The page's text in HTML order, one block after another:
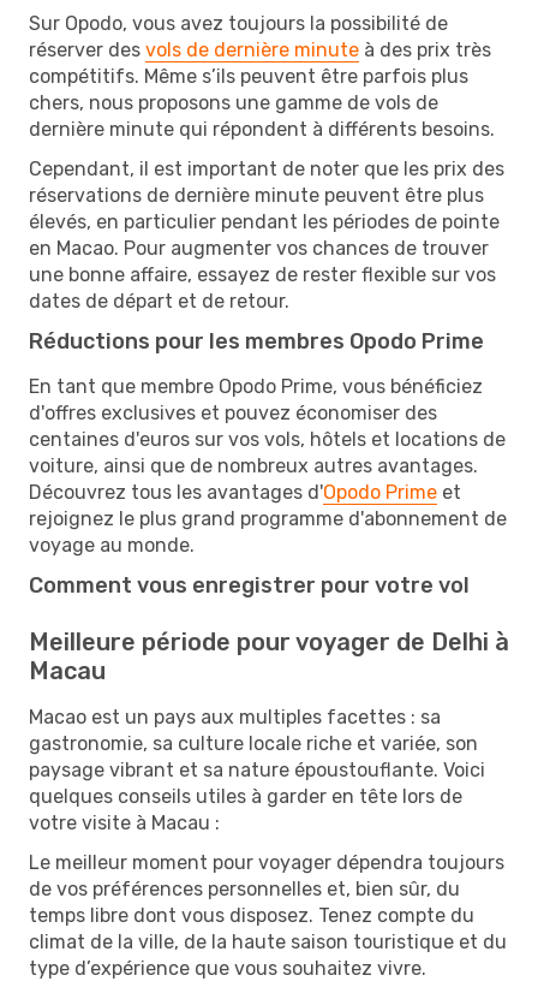
Sur Opodo, vous avez toujours la possibilité de
réserver des vols de dernière minute à des prix très
compétitifs. Même s’ils peuvent être parfois plus
chers, nous proposons une gamme de vols de
dernière minute qui répondent à différents besoins.
Cependant, il est important de noter que les prix des
réservations de dernière minute peuvent être plus
élevés, en particulier pendant les périodes de pointe
en Macao. Pour augmenter vos chances de trouver
une bonne affaire, essayez de rester flexible sur vos
dates de départ et de retour.
Réductions pour les membres Opodo Prime
En tant que membre Opodo Prime, vous bénéficiez
d'offres exclusives et pouvez économiser des
centaines d'euros sur vos vols, hôtels et locations de
voiture, ainsi que de nombreux autres avantages.
Découvrez tous les avantages d'Opodo Prime et
rejoignez le plus grand programme d'abonnement de
voyage au monde.
Comment vous enregistrer pour votre vol
Meilleure période pour voyager de Delhi à
Macau
Macao est un pays aux multiples facettes : sa
gastronomie, sa culture locale riche et variée, son
paysage vibrant et sa nature époustouflante. Voici
quelques conseils utiles à garder en tête lors de
votre visite à Macau :
Le meilleur moment pour voyager dépendra toujours
de vos préférences personnelles et, bien sûr, du
temps libre dont vous disposez. Tenez compte du
climat de la ville, de la haute saison touristique et du
type d’expérience que vous souhaitez vivre.